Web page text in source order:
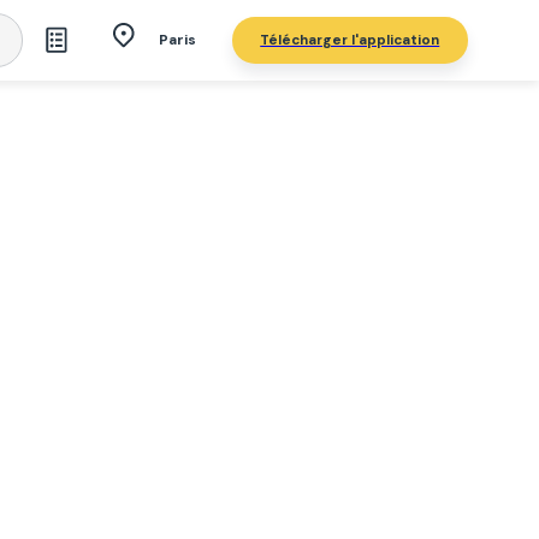
Paris Télécharger l'application